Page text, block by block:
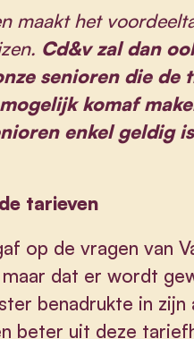
maakt het
Cd&v zal dan
senioren die de
komaf
enkel geldig
tarieven
op de vragen van
dat er wordt
benadrukte in
beter uit deze